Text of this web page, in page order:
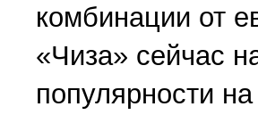
комбинации от
«Чиза» сейчас
популярности